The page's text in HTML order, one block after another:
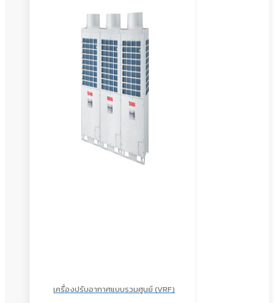
เครื่องปรับอากาศแบบรวมศูนย์ (VRF)